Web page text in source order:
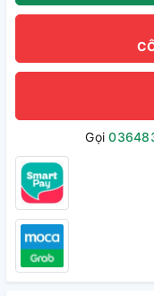
Gọi